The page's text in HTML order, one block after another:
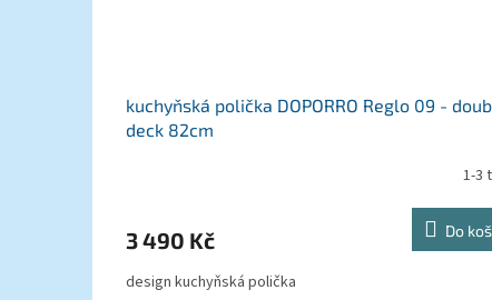
kuchyňská polička DOPORRO Reglo 09 -
deck 82cm
1-3
3 490 Kč Do
design kuchyňská polička